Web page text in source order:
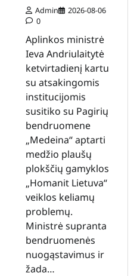
Admin
2026-08-06
0
Aplinkos ministrė
Ieva Andriulaitytė
ketvirtadienį kartu
su atsakingomis
institucijomis
susitiko su Pagirių
bendruomene
„Medeina“ aptarti
medžio plaušų
plokščių gamyklos
„Homanit Lietuva“
veiklos keliamų
problemų.
Ministrė supranta
bendruomenės
nuogąstavimus ir
žada…